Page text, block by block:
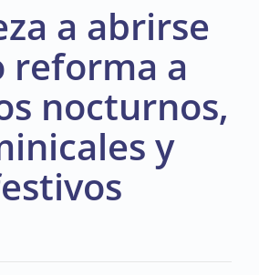
a abrirse
reforma a
nocturnos,
y